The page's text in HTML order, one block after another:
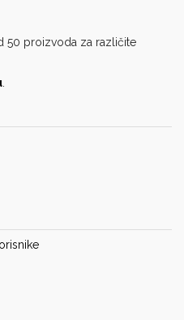
50 proizvoda za različite
.